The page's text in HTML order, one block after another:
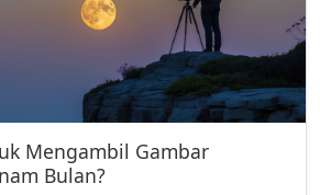
Mengambil Gambar
Bulan?